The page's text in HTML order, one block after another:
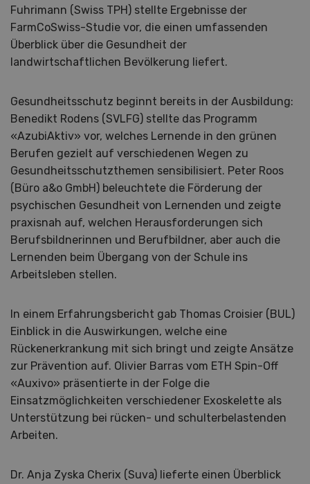
Fuhrimann (Swiss TPH) stellte Ergebnisse der
FarmCoSwiss-Studie vor, die einen umfassenden
Überblick über die Gesundheit der
landwirtschaftlichen Bevölkerung liefert.
Gesundheitsschutz beginnt bereits in der Ausbildung:
Benedikt Rodens (SVLFG) stellte das Programm
«AzubiAktiv» vor, welches Lernende in den grünen
Berufen gezielt auf verschiedenen Wegen zu
Gesundheitsschutzthemen sensibilisiert. Peter Roos
(Büro a&o GmbH) beleuchtete die Förderung der
psychischen Gesundheit von Lernenden und zeigte
praxisnah auf, welchen Herausforderungen sich
Berufsbildnerinnen und Berufbildner, aber auch die
Lernenden beim Übergang von der Schule ins
Arbeitsleben stellen.
In einem Erfahrungsbericht gab Thomas Croisier (BUL)
Einblick in die Auswirkungen, welche eine
Rückenerkrankung mit sich bringt und zeigte Ansätze
zur Prävention auf. Olivier Barras vom ETH Spin-Off
«Auxivo» präsentierte in der Folge die
Einsatzmöglichkeiten verschiedener Exoskelette als
Unterstützung bei rücken- und schulterbelastenden
Arbeiten.
Dr. Anja Zyska Cherix (Suva) lieferte einen Überblick